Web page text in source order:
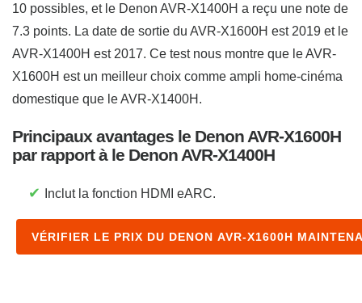
10 possibles, et le Denon AVR-X1400H a reçu une note de
7.3 points. La date de sortie du AVR-X1600H est 2019 et le
AVR-X1400H est 2017. Ce test nous montre que le AVR-
X1600H est un meilleur choix comme ampli home-cinéma
domestique que le AVR-X1400H.
Principaux avantages le Denon AVR-X1600H
par rapport à le Denon AVR-X1400H
✔ Inclut la fonction HDMI eARC.
VÉRIFIER LE PRIX DU DENON AVR-X1600H